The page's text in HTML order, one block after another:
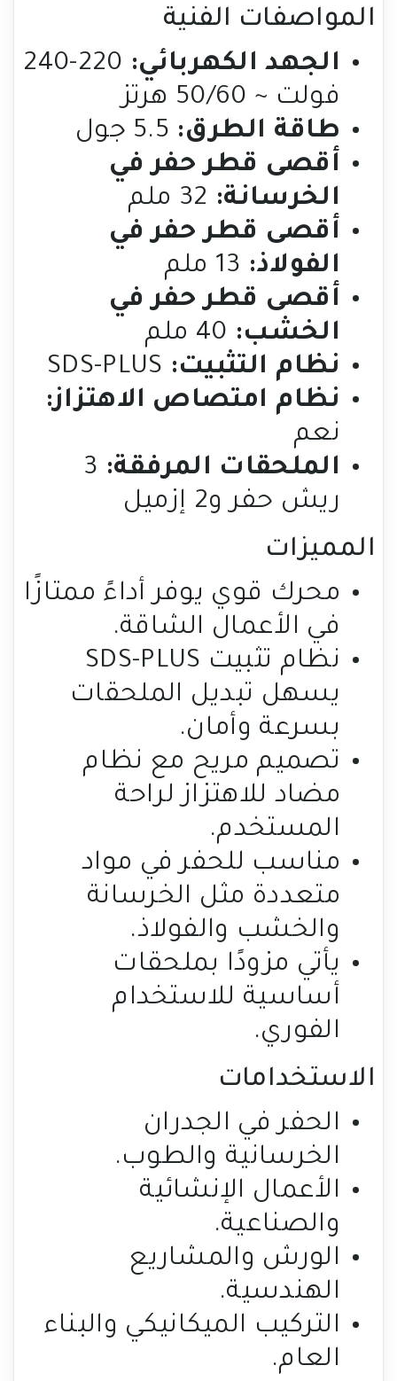
المواصفات الفنية
الجهد الكهربائي:
220-240
فولت ~ 50/60 هرتز
طاقة الطرق:
أقصى قطر حفر في
الخرسانة:
أقصى قطر حفر في
الفولاذ:
أقصى قطر حفر في
الخشب:
نظام التثبيت:
نظام امتصاص الاهتزاز:
نعم
الملحقات المرفقة: 3
ريش حفر و2 إزميل
المميزات
محرك قوي يوفر أداءً ممتازًا
في الأعمال الشاقة.
نظام تثبيت SDS-PLUS
يسهل تبديل الملحقات
بسرعة وأمان.
تصميم مريح مع نظام
مضاد للاهتزاز لراحة
المستخدم.
مناسب للحفر في مواد
متعددة مثل الخرسانة
والخشب والفولاذ.
يأتي مزودًا بملحقات
أساسية للاستخدام
الفوري.
الاستخدامات
الحفر في الجدران
الخرسانية والطوب.
الأعمال الإنشائية
والصناعية.
الورش والمشاريع
الهندسية.
التركيب الميكانيكي والبناء
العام.